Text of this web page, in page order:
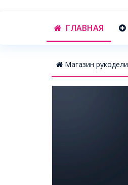
ГЛАВНАЯ
Магазин